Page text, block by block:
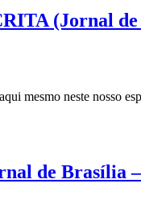
(Jornal de
neste nosso
de Brasília –